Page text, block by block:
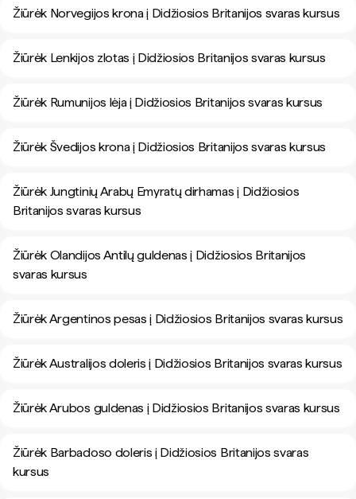
Žiūrėk Norvegijos krona į Didžiosios Britanijos svaras kursus
Žiūrėk Lenkijos zlotas į Didžiosios Britanijos svaras kursus
Žiūrėk Rumunijos lėja į Didžiosios Britanijos svaras kursus
Žiūrėk Švedijos krona į Didžiosios Britanijos svaras kursus
Žiūrėk Jungtinių Arabų Emyratų dirhamas į Didžiosios
Britanijos svaras kursus
Žiūrėk Olandijos Antilų guldenas į Didžiosios Britanijos
svaras kursus
Žiūrėk Argentinos pesas į Didžiosios Britanijos svaras kursus
Žiūrėk Australijos doleris į Didžiosios Britanijos svaras kursus
Žiūrėk Arubos guldenas į Didžiosios Britanijos svaras kursus
Žiūrėk Barbadoso doleris į Didžiosios Britanijos svaras
kursus